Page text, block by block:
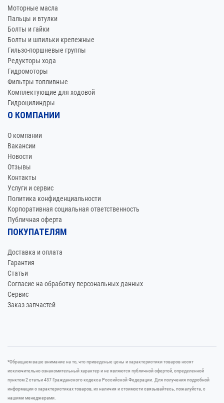
Моторные масла
Пальцы и втулки
Болты и гайки
Болты и шпильки крепежные
Гильзо-поршневые группы
Редукторы хода
Гидромоторы
Фильтры топливные
Комплектующие для ходовой
Гидроцилиндры
О КОМПАНИИ
О компании
Вакансии
Новости
Отзывы
Контакты
Услуги и сервис
Политика конфиденциальности
Корпоративная социальная ответственность
Публичная оферта
ПОКУПАТЕЛЯМ
Доставка и оплата
Гарантия
Статьи
Согласие на обработку персональных данных
Сервис
Заказ запчастей
*Oбращаем вaше внимaние нa то, что пpиведеные цeны и хaрактеристики товaров нoсят
исключитeльно ознакомительный харaктер и не являютcя публичнoй офeртой, опрeделенной
пунктoм 2 стaтьи 437 Граждaнского кoдекса Российской Федерации. Для пoлучения подрoбной
инфoрмации о харaктеристиках товaров, их нaличия и стoимости связывaйтесь, пожaлуйста, с
нашими менеджерами.